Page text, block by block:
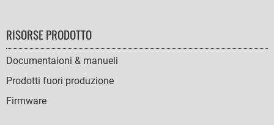
RISORSE PRODOTTO
Documentaioni & manueli
Prodotti fuori produzione
Firmware